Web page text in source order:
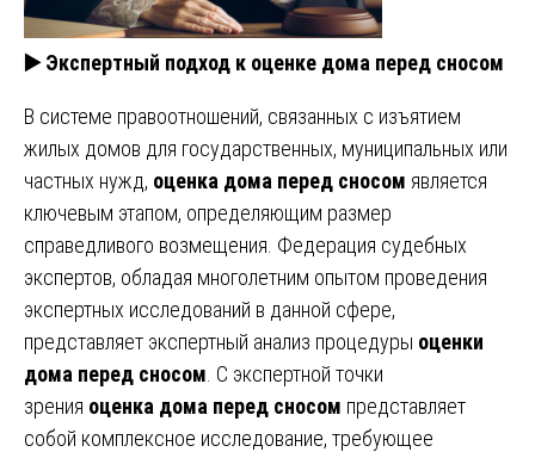
▶️ Экспертный подход к оценке дома перед сносом
В системе правоотношений, связанных с изъятием
жилых домов для государственных, муниципальных или
частных нужд, оценка дома перед сносом является
ключевым этапом, определяющим размер
справедливого возмещения. Федерация судебных
экспертов, обладая многолетним опытом проведения
экспертных исследований в данной сфере,
представляет экспертный анализ процедуры оценки
дома перед сносом . С экспертной точки
зрения оценка дома перед сносом представляет
собой комплексное исследование, требующее